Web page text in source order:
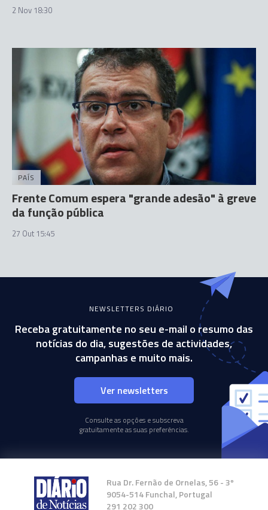
2 Nov 18:30
PAÍS
Frente Comum espera "grande adesão" à greve
da função pública
27 Out 15:45
NEWSLETTERS DIÁRIO
Receba gratuitamente no seu e-mail o resumo das
notícias do dia, sugestões de actividades,
campanhas e muito mais.
Ver newsletters
Consulte as opções e subscreva
gratuitamente as suas preferências.
Rua Dr. Fernão de Ornelas, 56 - 3º
9054-514 Funchal, Portugal
291 202 300